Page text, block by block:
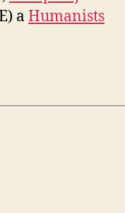
a Humanists